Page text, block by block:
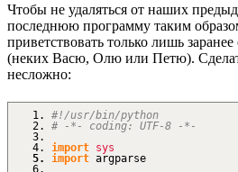
Чтобы не удаляться от наших
последнюю программу таким
приветствовать только лишь
(неких Васю, Олю или Петю).
несложно:
#!/usr/bin/python
# -*- coding: UTF-8 -*-
import sys
import argparse